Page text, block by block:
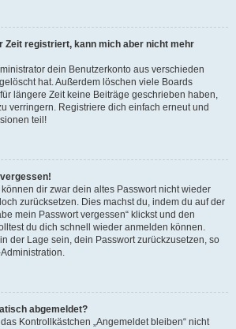
Zeit registriert, kann mich aber nicht mehr
dein Benutzerkonto aus verschieden
hat. Außerdem löschen viele Boards
längere Zeit keine Beiträge geschrieben haben,
verringern. Registriere dich einfach erneut und
teil!
dir zwar dein altes Passwort nicht wieder
zurücksetzen. Dies machst du, indem du auf der
mein Passwort vergessen“ klickst und den
du dich schnell wieder anmelden können.
der Lage sein, dein Passwort zurückzusetzen, so
abgemeldet?
Kontrollkästchen „Angemeldet bleiben“ nicht